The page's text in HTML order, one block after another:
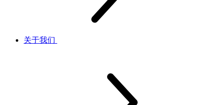
关于我们